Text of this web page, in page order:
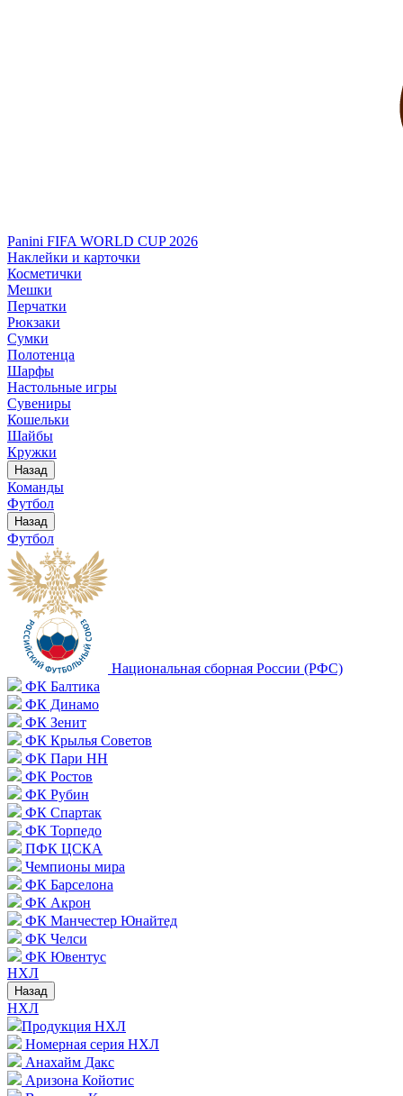
Panini FIFA WORLD CUP 2026
Наклейки и карточки
Косметички
Мешки
Перчатки
Рюкзаки
Сумки
Полотенца
Шарфы
Настольные игры
Сувениры
Кошельки
Шайбы
Кружки
Назад
Команды
Футбол
Назад
Футбол
Национальная сборная России (РФС)
ФК Балтика
ФК Динамо
ФК Зенит
ФК Крылья Советов
ФК Пари НН
ФК Ростов
ФК Рубин
ФК Спартак
ФК Торпедо
ПФК ЦСКА
Чемпионы мира
ФК Барселона
ФК Акрон
ФК Манчестер Юнайтед
ФК Челси
ФК Ювентус
НХЛ
Назад
НХЛ
Продукция НХЛ
Номерная серия НХЛ
Анахайм Дакс
Аризона Койотис